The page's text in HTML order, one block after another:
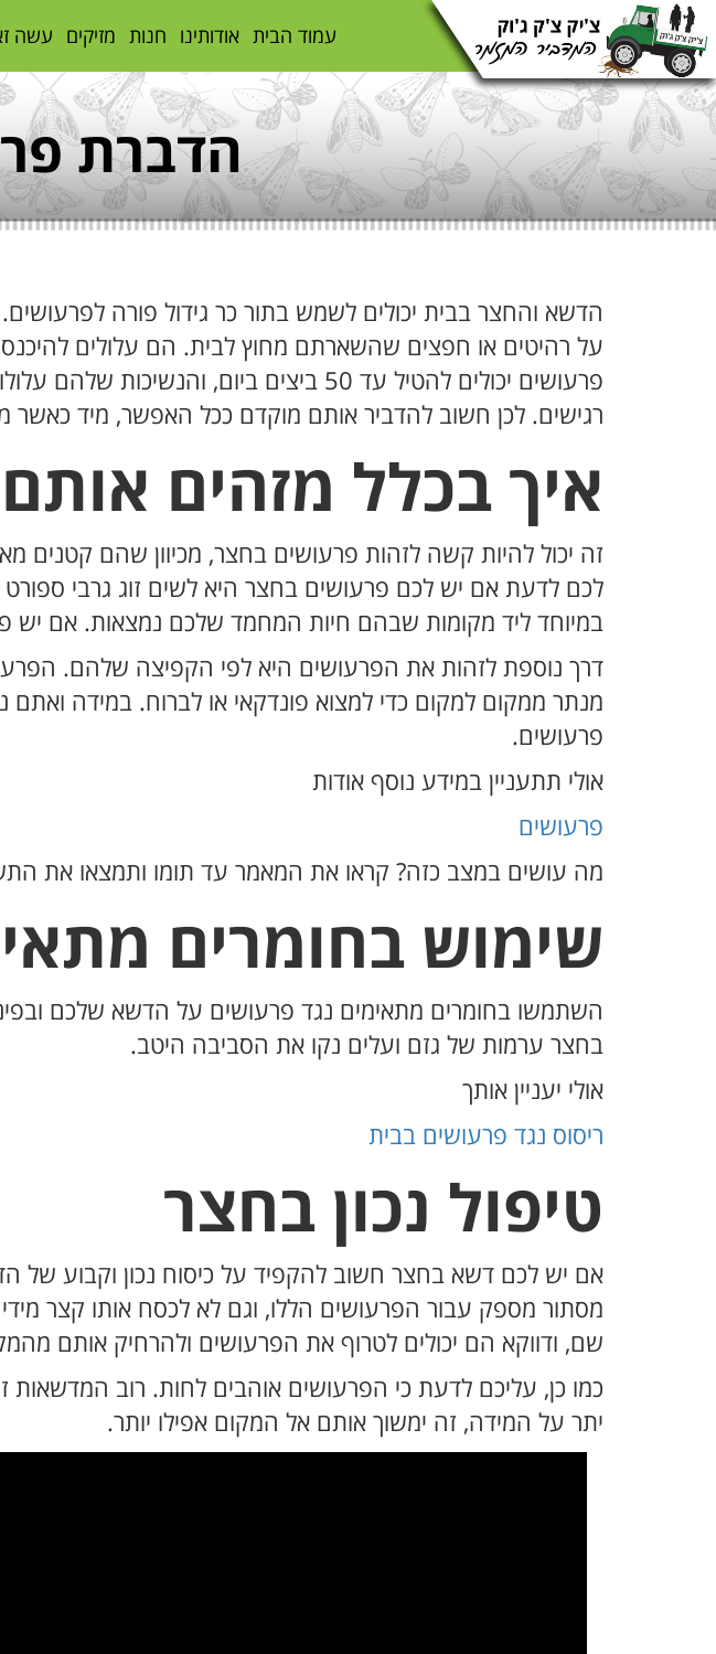
עמוד הבית אודותינו חנות מזיקים עשה
הדברת
הדשא והחצר בבית יכולים לשמש בתור כר גידול פורה
על רהיטים או חפצים שהשארתם מחוץ לבית. הם עלולים
פרעושים יכולים להטיל עד 50 ביצים ביום,
רגישים. לכן חשוב להדביר אותם מוקדם ככל האפשר, מיד כאשר
איך בכלל מזהים
זה יכול להיות קשה לזהות פרעושים בחצר, מכיוון שהם קטנים
לכם לדעת אם יש לכם פרעושים בחצר היא לשים זוג גרבי
במיוחד ליד מקומות שבהם חיות המחמד שלכם נמצאות. אם יש
דרך נוספת לזהות את הפרעושים היא לפי הקפיצה שלהם.
מנתר ממקום למקום כדי למצוא פונדקאי או לברוח. במידה
פרעושים.
אולי תתעניין במידע נוסף אודות
פרעושים
מה עושים במצב כזה? קראו את המאמר עד תומו ותמצאו את
שימוש בחומרים
השתמשו בחומרים מתאימים נגד פרעושים על הדשא שלכם
בחצר ערמות של גזם ועלים נקו את הסביבה היטב.
אולי יעניין אותך
ריסוס נגד פרעושים בבית
טיפול נכון בחצר
אם יש לכם דשא בחצר חשוב להקפיד על כיסוח נכון וקבוע של
שם, ודווקא הם יכולים לטרוף את הפרעושים ולהרחיק אותם
כמו כן, עליכם לדעת כי הפרעושים אוהבים לחות. רוב
יתר על המידה, זה ימשוך אותם אל המקום אפילו יותר.